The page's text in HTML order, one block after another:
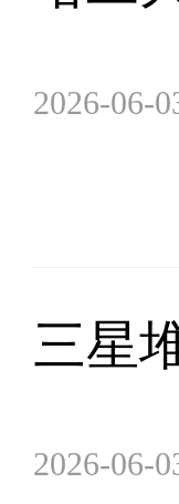
2026-06-
三星
2026-06-